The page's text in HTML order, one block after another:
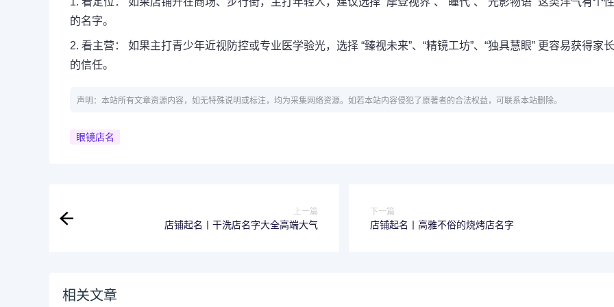
的名字。
2. 看主营： 如果主打青少年近视防控或专业医学验光，选择 “臻视未来”、“精镜工坊”、“独具慧眼” 更容易获得家长
的信任。
声明：本站所有文章资源内容，如无特殊说明或标注，均为采集网络资源。如若本站内容侵犯了原著者的合法权益，可联系本站删除。
眼镜店名
上一篇
店铺起名丨干洗店名字大全高端大气
下一篇
店铺起名丨高雅不俗的烧烤店名字
相关文章